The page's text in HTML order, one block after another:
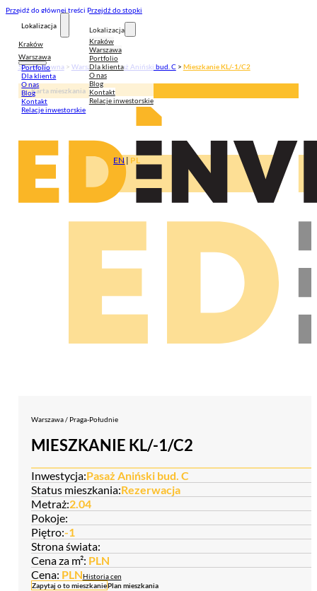
Przejdź do głównej treści Przejdź do stopki
Lokalizacja
Kraków
Warszawa
Portfolio
Dla klienta
O nas
Blog
Kontakt
Relacje inwestorskie
Lokalizacja
Kraków
Warszawa
Portfolio
Dla klienta
O nas
Blog
Kontakt
Relacje inwestorskie
EN| PL
Strona główna > Warszawa>Pasaż Aniński bud. C> Mieszkanie KL/-1/C2
Karta mieszkania
Warszawa / Praga-Południe
MIESZKANIE KL/-1/C2
Inwestycja:Pasaż Aniński bud. C
Status mieszkania:Rezerwacja
Metraż:2.04
Pokoje:
Piętro:-1
Strona świata:
Cena za m²: PLN
Cena: PLNHistoria cen
Zapytaj o to mieszkaniePlan mieszkania